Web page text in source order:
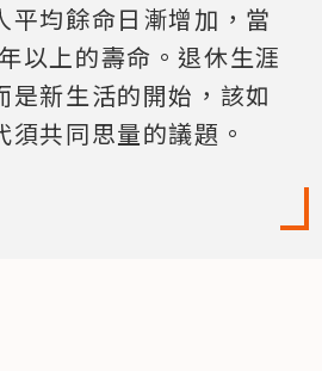
平均餘命日漸增加，當
以上的壽命。退休生涯
新生活的開始，該如
共同思量的議題。